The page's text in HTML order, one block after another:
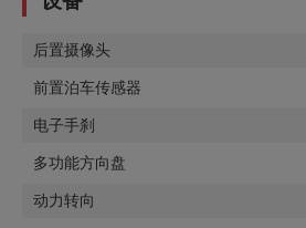
后置摄像头
前置泊车传感器
电子手刹
多功能方向盘
动力转向